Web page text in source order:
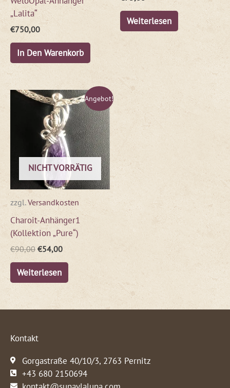
„Lalita“
€750,00
In Den Warenkorb
Weiterlesen
Angebot!
NICHT VORRÄTIG
zzgl.Versandkosten
Charoit-Anhänger1
(Kollektion „Pure“)
€90,00
Ursprünglicher
Preis
war:
€90,00
€54,00
Aktueller
Preis
ist:
€54,00.
Weiterlesen
Kontakt
Gorgastraße 40/10/3, 2763 Pernitz
+43 680 2150694